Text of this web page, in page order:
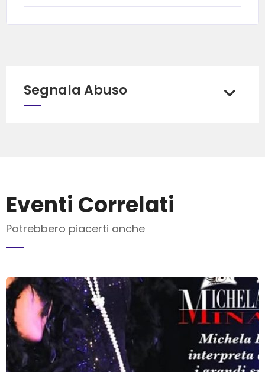
INVIA MAIL
Segnala Abuso
Eventi Correlati
Potrebbero piacerti anche